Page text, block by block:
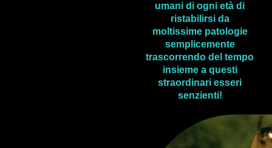
umani di ogni età di
ristabilirsi da
moltissime patologie
semplicemente
trascorrendo del tempo
insieme a questi
straordinari esseri
senzienti!